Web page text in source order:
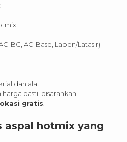
BC, AC-Base, Lapen/Latasir)
dan alat
pasti, disarankan
gratis
aspal hotmix yang